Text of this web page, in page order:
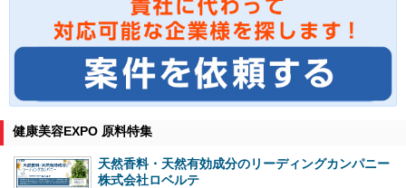
健康美容EXPO 原料特集
天然香料・天然有効成分のリーディングカンパニー
株式会社ロベルテ